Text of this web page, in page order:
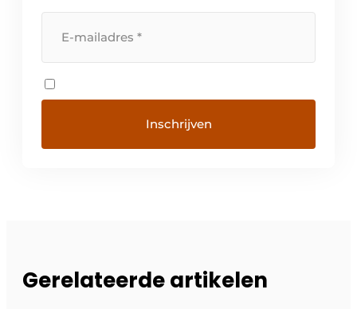
Gerelateerde artikelen